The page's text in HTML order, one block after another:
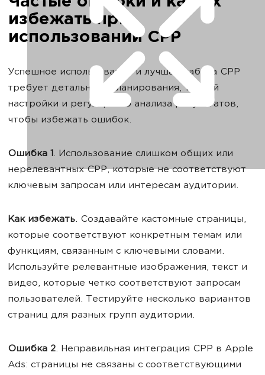
избежать при
использовании СРР
Успешное использование и лучшая работа CPP
требует детального планирования, точной
настройки и регулярного анализа результатов,
чтобы избежать ошибок.
Ошибка 1. Использование слишком общих или
нерелевантных CPP, которые не соответствуют
ключевым запросам или интересам аудитории.
Как избежать. Создавайте кастомные страницы,
которые соответствуют конкретным темам или
функциям, связанным с ключевыми словами.
Используйте релевантные изображения, текст и
видео, которые четко соответствуют запросам
пользователей. Тестируйте несколько вариантов
страниц для разных групп аудитории.
Ошибка 2. Неправильная интеграция CPP в Apple
Ads: страницы не связаны с соответствующими